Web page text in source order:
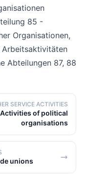
85 -
Organisationen,
Abteilungen 87, 88
SERVICE ACTIVITIES
Activities of political
organisations
unions